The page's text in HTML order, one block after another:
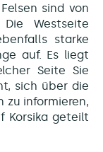
sind von
Die Westseite
starke
auf. Es liegt
Seite Sie
sich über die
zu informieren,
Korsika geteilt